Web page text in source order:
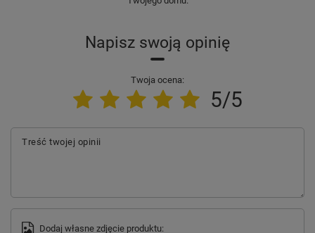
Napisz swoją opinię
Twoja ocena:
5/5
Treść twojej opinii
Dodaj własne zdjęcie produktu: